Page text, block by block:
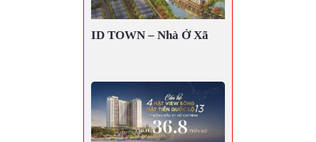
ID TOWN – Nhà Ở Xã